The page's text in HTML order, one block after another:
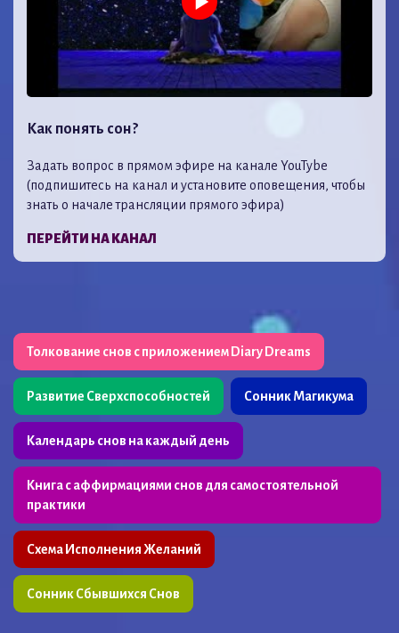
Как понять сон?
Задать вопрос в прямом эфире на канале YouTybe
(подпишитесь на канал и установите оповещения, чтобы
знать о начале трансляции прямого эфира)
ПЕРЕЙТИ НА КАНАЛ
Толкование снов с приложением Diary Dreams
Развитие Сверхспособностей Сонник Магикума
Календарь снов на каждый день
Книга с аффирмациями снов для самостоятельной
практики
Схема Исполнения Желаний
Сонник Сбывшихся Снов